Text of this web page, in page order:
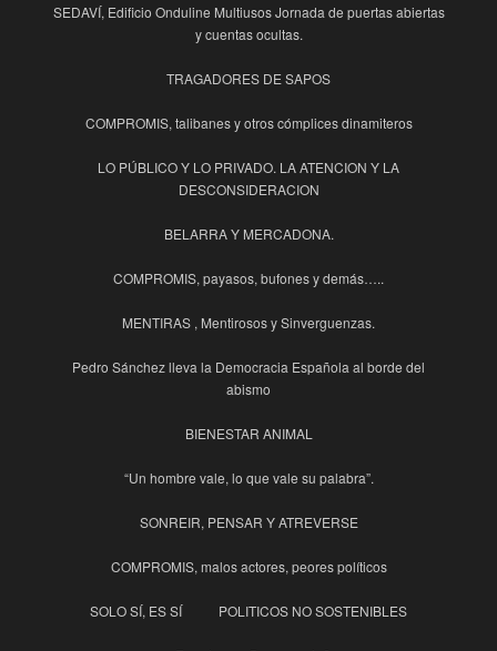
SEDAVÍ, Edificio Onduline Multiusos Jornada de puertas abiertas
y cuentas ocultas.
TRAGADORES DE SAPOS
COMPROMIS, talibanes y otros cómplices dinamiteros
LO PÚBLICO Y LO PRIVADO. LA ATENCION Y LA
DESCONSIDERACION
BELARRA Y MERCADONA.
COMPROMIS, payasos, bufones y demás…..
MENTIRAS , Mentirosos y Sinverguenzas.
Pedro Sánchez lleva la Democracia Española al borde del
abismo
BIENESTAR ANIMAL
“Un hombre vale, lo que vale su palabra”.
SONREIR, PENSAR Y ATREVERSE
COMPROMIS, malos actores, peores políticos
SOLO SÍ, ES SÍ POLITICOS NO SOSTENIBLES